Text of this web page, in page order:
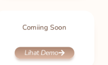
Comiing Soon
Lihat Demo